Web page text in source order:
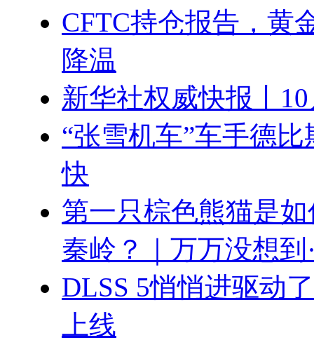
CFTC持仓报告，黄
降温
新华社权威快报丨
“张雪机车”车手德
快
第一只棕色熊猫是
秦岭？｜万万没想到
DLSS 5悄悄进驱动
上线